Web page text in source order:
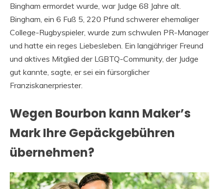
Bingham ermordet wurde, war Judge 68 Jahre alt.
Bingham, ein 6 Fuß 5, 220 Pfund schwerer ehemaliger
College-Rugbyspieler, wurde zum schwulen PR-Manager
und hatte ein reges Liebesleben. Ein langjähriger Freund
und aktives Mitglied der LGBTQ-Community, der Judge
gut kannte, sagte, er sei ein fürsorglicher
Franziskanerpriester.
Wegen Bourbon kann Maker’s
Mark Ihre Gepäckgebühren
übernehmen?